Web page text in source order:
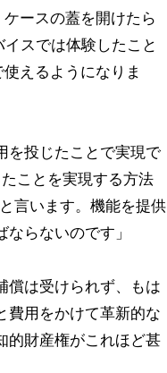
ースの蓋を開けたら
スでは体験したこと
えるようになりま
を投じたことで実現で
ことを実現する方法
言います。機能を提供
らないのです」
償は受けられず、もは
費用をかけて革新的な
的財産権がこれほど甚